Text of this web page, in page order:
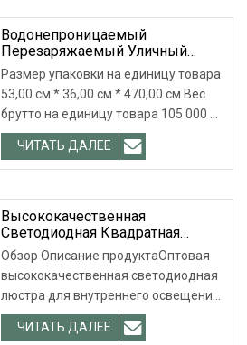
Водонепроницаемый
Перезаряжаемый Уличный
Садовый Газонный Столбик,
Беспроводной Фонарь, IP44,
Внутренний Прожектор, Ночная
Ручная Лампа, Светодиодный
Светильник Для Кемпинга,
Портативный Светильник На
Солнечной Энергии
Размер упаковки на единицу товара
53,00 см * 36,00 см * 470,00 см Вес
брутто на единицу товара 105 000 кг
Срок поставки
ЧИТАТЬ ДАЛЕЕ
Высококачественная
Светодиодная Квадратная
Люстра Для Внутреннего
Освещения С 12 Светодиодами
Оптом
Обзор Описание продуктаОптовая
высококачественная светодиодная
люстра для внутреннего освещения
с квадратным светильнико
ЧИТАТЬ ДАЛЕЕ